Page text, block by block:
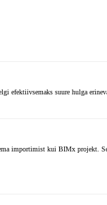
efektiivsemaks suure hulga
importimist kui BIMx projekt.